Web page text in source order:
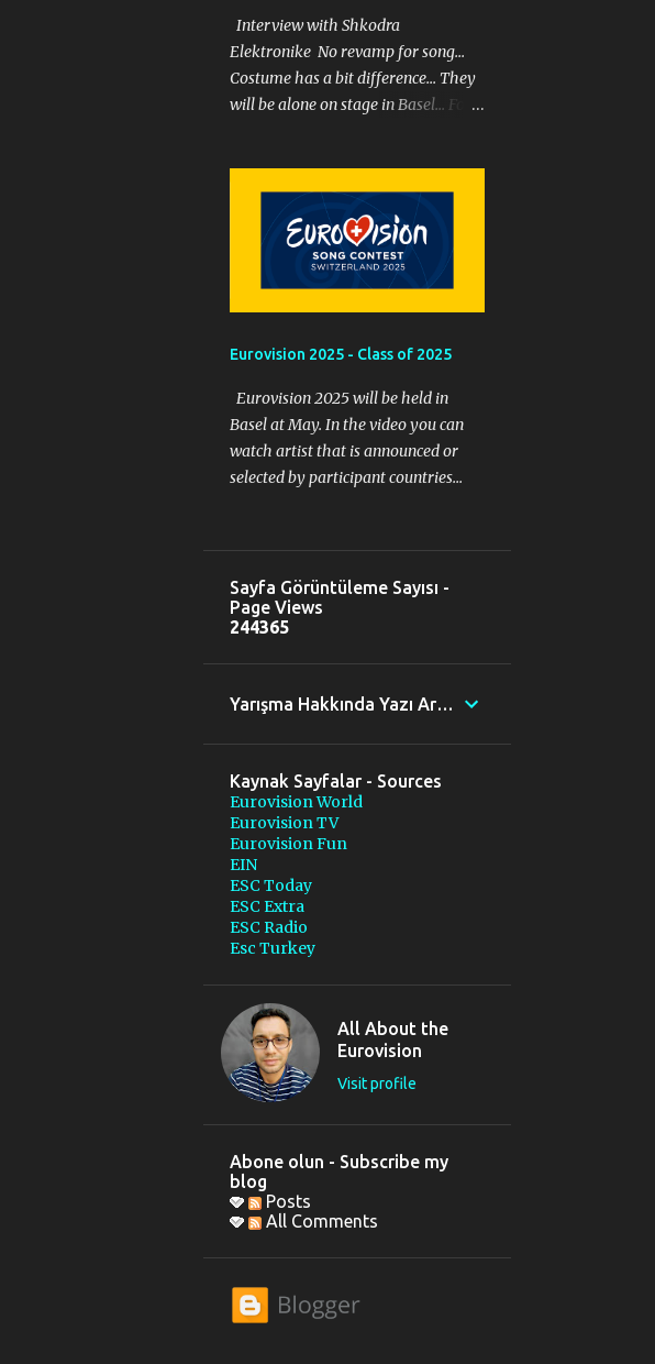
Interview with Shkodra
Elektronike No revamp for song...
Costume has a bit difference... They
will be alone on stage in Basel... For
Eurovision 2025 - Class of 2025
Eurovision 2025 will be held in
Basel at May. In the video you can
watch artist that is announced or
selected by participant countries...
Sayfa Görüntüleme Sayısı -
Page Views
244365
Yarışma Hakkında Yazı Ara - Search posts
Kaynak Sayfalar - Sources
Eurovision World
Eurovision TV
Eurovision Fun
EIN
ESC Today
ESC Extra
ESC Radio
Esc Turkey
All About the
Eurovision
Visit profile
Abone olun - Subscribe my
blog
Posts
All Comments